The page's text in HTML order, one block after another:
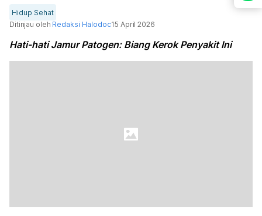
Hidup Sehat
Ditinjau oleh Redaksi Halodoc15 April 2026
Hati-hati Jamur Patogen: Biang Kerok Penyakit Ini